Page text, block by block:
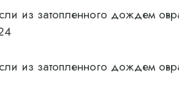
из затопленного дождем
из затопленного дождем